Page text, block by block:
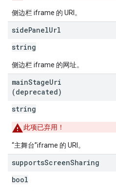
侧边栏 iframe 的 URI。
sidePanelUrl
string
侧边栏 iframe 的网址。
mainStageUri
(deprecated)
string
此项已弃用！
“主舞台”iframe 的 URI。
supportsScreenSharing
bool